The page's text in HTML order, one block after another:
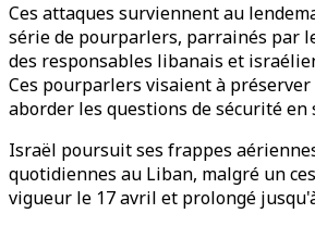
Ces attaques surviennent au
série de pourparlers, parrainés par
des responsables libanais et
Ces pourparlers visaient à
aborder les questions de sécurité en
Israël poursuit ses frappes
quotidiennes au Liban, malgré un
vigueur le 17 avril et prolongé